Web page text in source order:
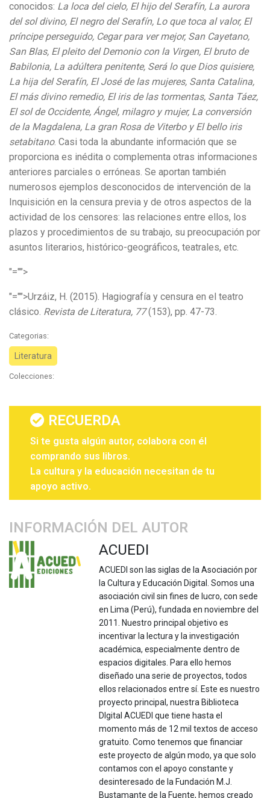
conocidos: La loca del cielo, El hijo del Serafín, La aurora
del sol divino, El negro del Serafín, Lo que toca al valor, El
príncipe perseguido, Cegar para ver mejor, San Cayetano,
San Blas, El pleito del Demonio con la Virgen, El bruto de
Babilonia, La adúltera penitente, Será lo que Dios quisiere,
La hija del Serafín, El José de las mujeres, Santa Catalina,
El más divino remedio, El iris de las tormentas, Santa Táez,
El sol de Occidente, Ángel, milagro y mujer, La conversión
de la Magdalena, La gran Rosa de Viterbo y El bello iris
setabitano. Casi toda la abundante información que se
proporciona es inédita o complementa otras informaciones
anteriores parciales o erróneas. Se aportan también
numerosos ejemplos desconocidos de intervención de la
Inquisición en la censura previa y de otros aspectos de la
actividad de los censores: las relaciones entre ellos, los
plazos y procedimientos de su trabajo, su preocupación por
asuntos literarios, histórico-geográficos, teatrales, etc.
"="">
"="">Urzáiz, H. (2015). Hagiografía y censura en el teatro
clásico. Revista de Literatura, 77(153), pp. 47-73.
Categorias:
Literatura
Colecciones:
RECUERDA
Si te gusta algún autor, colabora con él
comprando sus libros.
La cultura y la educación necesitan de tu
apoyo activo.
INFORMACIÓN DEL AUTOR
ACUEDI
ACUEDI son las siglas de la Asociación por
la Cultura y Educación Digital. Somos una
asociación civil sin fines de lucro, con sede
en Lima (Perú), fundada en noviembre del
2011. Nuestro principal objetivo es
incentivar la lectura y la investigación
académica, especialmente dentro de
espacios digitales. Para ello hemos
diseñado una serie de proyectos, todos
ellos relacionados entre sí. Este es nuestro
proyecto principal, nuestra Biblioteca
DIgital ACUEDI que tiene hasta el
momento más de 12 mil textos de acceso
gratuito. Como tenemos que financiar
este proyecto de algún modo, ya que solo
contamos con el apoyo constante y
desinteresado de la Fundación M.J.
Bustamante de la Fuente, hemos creado